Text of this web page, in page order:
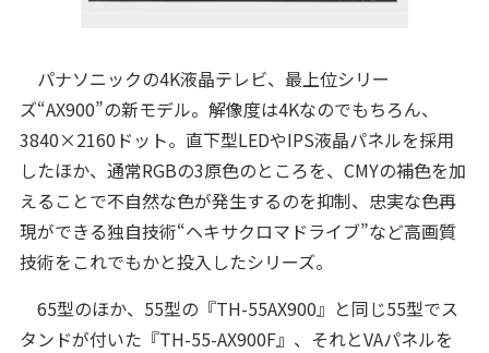
パナソニックの4K液晶テレビ、最上位シリー
ズ“AX900”の新モデル。解像度は4Kなのでもちろん、
3840×2160ドット。直下型LEDやIPS液晶パネルを採用
したほか、通常RGBの3原色のところを、CMYの補色を加
えることで不自然な色が発生するのを抑制、忠実な色再
現ができる独自技術“ヘキサクロマドライブ”など高画質
技術をこれでもかと投入したシリーズ。
65型のほか、55型の『TH-55AX900』と同じ55型でス
タンドが付いた『TH-55-AX900F』、それとVAパネルを